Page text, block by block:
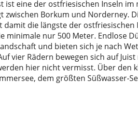
ist eine der ostfriesischen Inseln im
zwischen Borkum und Norderney.
damit die längste der ostfriesischen
minimale nur 500 Meter. Endlose
und bieten sich je nach
vier Rädern bewegen sich auf
hier nicht vermisst. Über den
dem größten Süßwasser-